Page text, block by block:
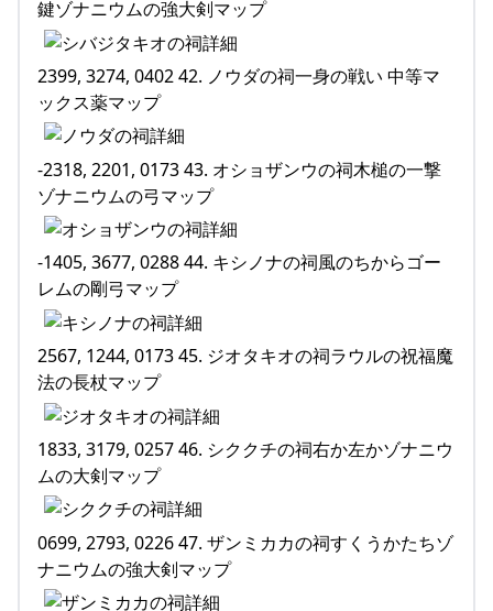
鍵ゾナニウムの強大剣マップ
2399, 3274, 0402 42. ノウダの祠一身の戦い 中等マ
ックス薬マップ
-2318, 2201, 0173 43. オショザンウの祠木槌の一撃
ゾナニウムの弓マップ
-1405, 3677, 0288 44. キシノナの祠風のちからゴー
レムの剛弓マップ
2567, 1244, 0173 45. ジオタキオの祠ラウルの祝福魔
法の長杖マップ
1833, 3179, 0257 46. シククチの祠右か左かゾナニウ
ムの大剣マップ
0699, 2793, 0226 47. ザンミカカの祠すくうかたちゾ
ナニウムの強大剣マップ